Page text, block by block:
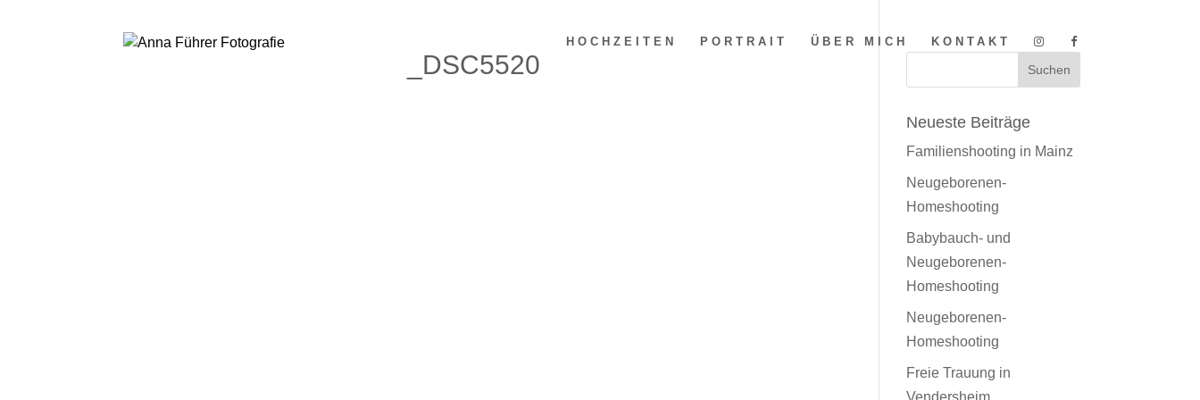
HOCHZEITEN PORTRAIT ÜBER MICH KONTAKT
_DSC5520
Neueste Beiträge
Familienshooting in Mainz
Neugeborenen-
Homeshooting
Babybauch- und
Neugeborenen-
Homeshooting
Neugeborenen-
Homeshooting
Freie Trauung in
Vendersheim